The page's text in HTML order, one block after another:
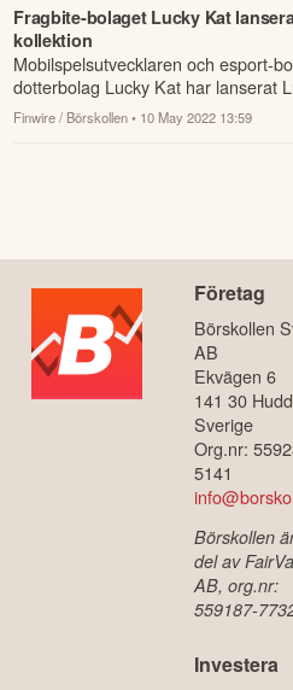
Fragbite-bolaget Lucky Kat
kollektion
Mobilspelsutvecklaren och esport-
dotterbolag Lucky Kat har lanserat
på sitt NFT-metaverse Sandbox.
Finwire / Börskollen • 10 May 2022 13:59
Företag
Börskollen
AB
Ekvägen 6
141 30
Sverige
Org.nr:
5141
Börskollen
del av
AB, org.nr:
559187-
Investera